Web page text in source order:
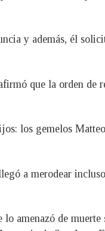
y además, él
que la orden de
los gemelos
a merodear
amenazó de